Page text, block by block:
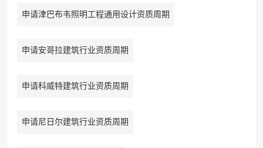
申请津巴布韦照明工程通用设计资质周期
申请安哥拉建筑行业资质周期
申请科威特建筑行业资质周期
申请尼日尔建筑行业资质周期